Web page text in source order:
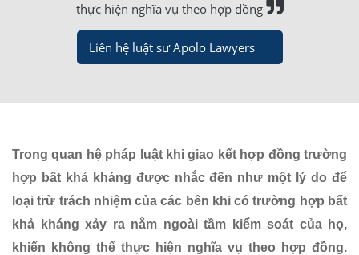
thực hiện nghĩa vụ theo hợp đồng
Liên hệ luật sư Apolo Lawyers
Trong quan hệ pháp luật khi giao kết hợp đồng trường
hợp bất khả kháng được nhắc đến như một lý do để
loại trừ trách nhiệm của các bên khi có trường hợp bất
khả kháng xảy ra nằm ngoài tầm kiểm soát của họ,
khiến không thể thực hiện nghĩa vụ theo hợp đồng.